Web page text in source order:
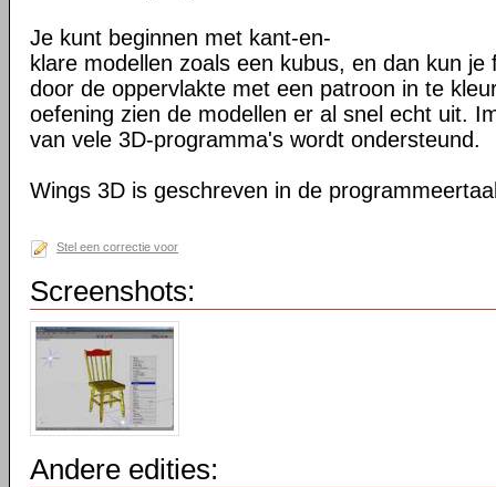
Je kunt beginnen met kant-en-
klare modellen zoals een kubus, en dan kun
door de oppervlakte met een patroon in te
oefening zien de modellen er al snel echt uit.
van vele 3D-programma's wordt ondersteund.
Wings 3D is geschreven in de
Stel een correctie voor
Screenshots:
Andere edities: